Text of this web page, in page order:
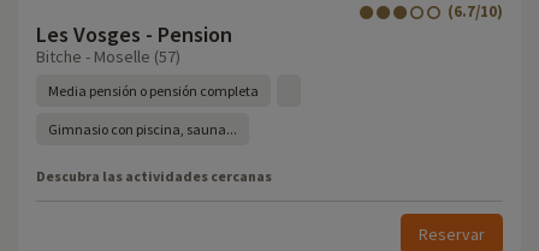
Les Vosges - Pension
(6.7/10)
Bitche - Moselle (57)
Media pensión o pensión completa
Gimnasio con piscina, sauna...
Descubra las actividades cercanas
Reservar